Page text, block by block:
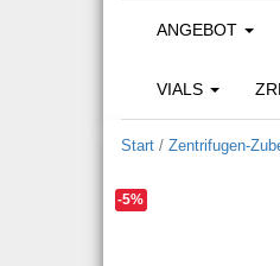
ANGEBOT
VIALS
Start / Zentrifugen-
-5%